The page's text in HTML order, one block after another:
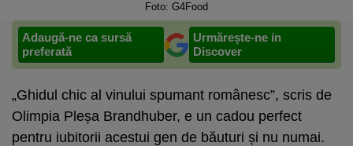
Foto: G4Food
Adaugă-ne ca sursă
preferată
Urmărește-ne in
Discover
„Ghidul chic al vinului spumant românesc”, scris de
Olimpia Pleșa Brandhuber, e un cadou perfect
pentru iubitorii acestui gen de băuturi și nu numai.